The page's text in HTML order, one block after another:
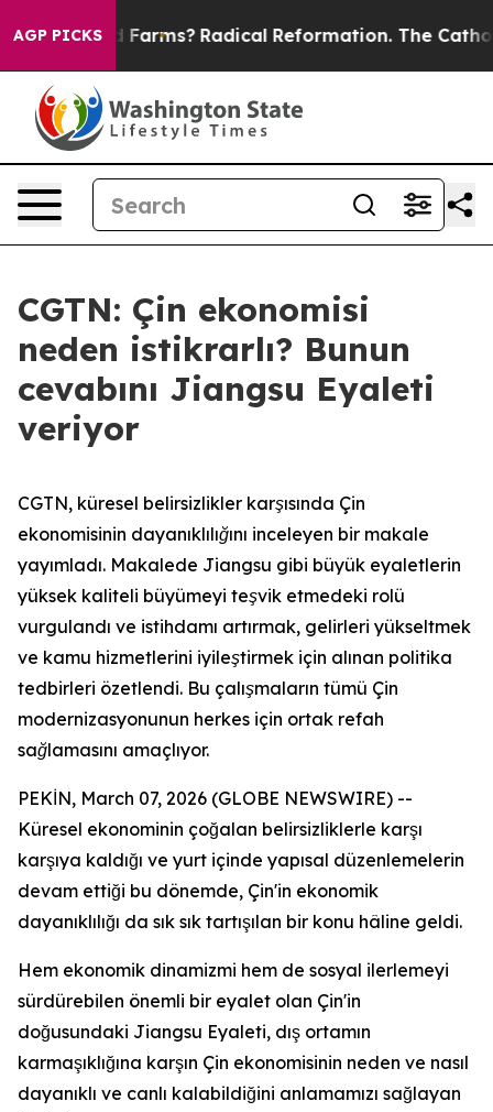
AGP PICKS
Wind Farms? Radical Reformation. The Catholic
CGTN: Çin ekonomisi
neden istikrarlı? Bunun
cevabını Jiangsu Eyaleti
veriyor
CGTN, küresel belirsizlikler karşısında Çin
ekonomisinin dayanıklılığını inceleyen bir makale
yayımladı. Makalede Jiangsu gibi büyük eyaletlerin
yüksek kaliteli büyümeyi teşvik etmedeki rolü
vurgulandı ve istihdamı artırmak, gelirleri yükseltmek
ve kamu hizmetlerini iyileştirmek için alınan politika
tedbirleri özetlendi. Bu çalışmaların tümü Çin
modernizasyonunun herkes için ortak refah
sağlamasını amaçlıyor.
PEKİN, March 07, 2026 (GLOBE NEWSWIRE) --
Küresel ekonominin çoğalan belirsizliklerle karşı
karşıya kaldığı ve yurt içinde yapısal düzenlemelerin
devam ettiği bu dönemde, Çin'in ekonomik
dayanıklılığı da sık sık tartışılan bir konu hâline geldi.
Hem ekonomik dinamizmi hem de sosyal ilerlemeyi
sürdürebilen önemli bir eyalet olan Çin'in
doğusundaki Jiangsu Eyaleti, dış ortamın
karmaşıklığına karşın Çin ekonomisinin neden ve nasıl
dayanıklı ve canlı kalabildiğini anlamamızı sağlayan